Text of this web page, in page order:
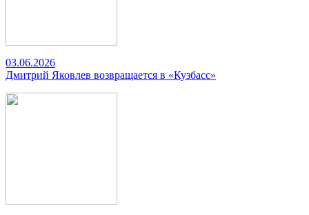
03.06.2026
Дмитрий Яковлев возвращается в «Кузбасс»